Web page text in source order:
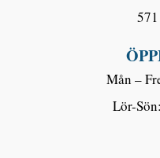
Mån –
Lör-